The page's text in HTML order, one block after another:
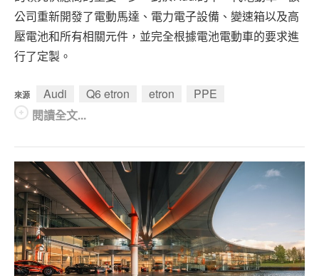
公司重新開發了電動馬達、電力電子設備、變速箱以及高
壓電池和所有相關元件，並完全根據電池電動車的要求進
行了定製。
來源 Audi Q6 etron etron
PPE
閱讀全文...